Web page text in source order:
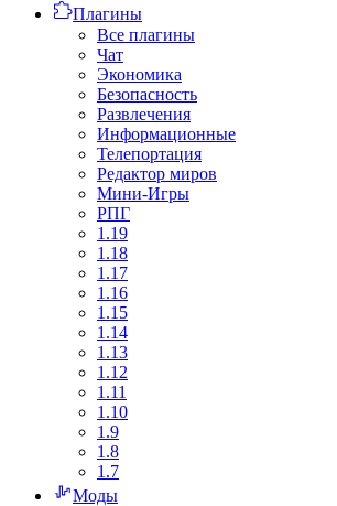
Плагины
Все плагины
Чат
Экономика
Безопасность
Развлечения
Информационные
Телепортация
Редактор миров
Мини-Игры
РПГ
1.19
1.18
1.17
1.16
1.15
1.14
1.13
1.12
1.11
1.10
1.9
1.8
1.7
Моды